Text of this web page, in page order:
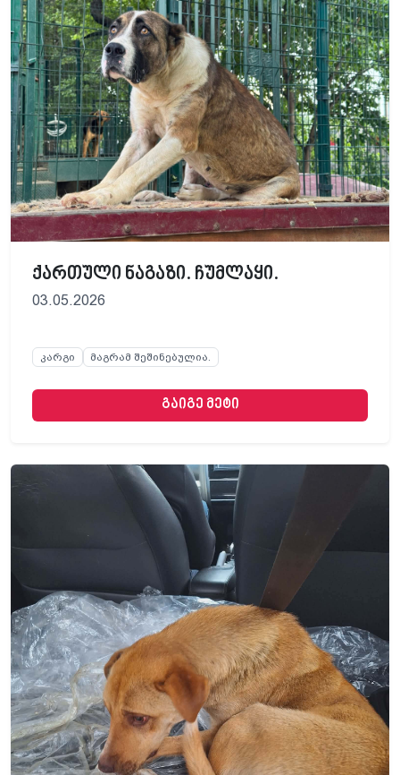
ქართული ნაგაზი. ჩუმლაყი.
03.05.2026
კარგი მაგრამ შეშინებულია.
გაიგე მეტი